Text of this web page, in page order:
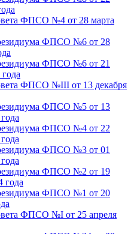
ФПСО №4 от 28 марта
ФПСО №6 от 28
ФПСО №6 от 21
ФПСО №III от 13 декабря
ФПСО №5 от 13
ФПСО №4 от 22
ФПСО №3 от 01
ФПСО №2 от 19
года
ФПСО №1 от 20
ФПСО №I от 25 апреля